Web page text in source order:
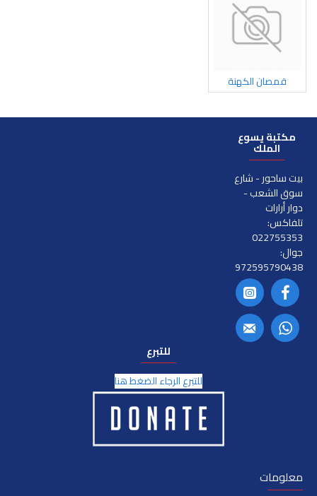
قمصان الكهنة
مكتبة يسوع
الملك
بيت ساحور - شارع
سوق الشعب -
دوار أرارات
تلفاكس:
022755353
جوال:
972595790438
للتبرع
للتبرع الرجاء الضغط هنا
معلومات